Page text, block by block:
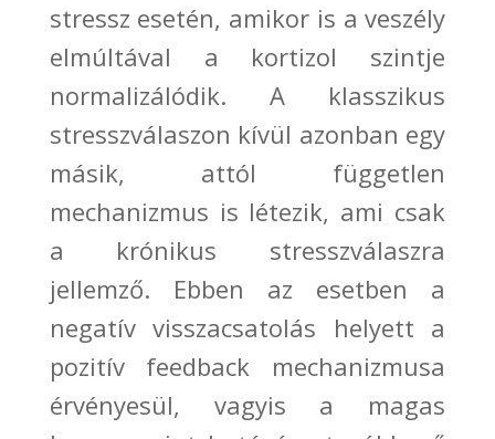
stressz esetén, amikor is a veszély
elmúltával a kortizol szintje
normalizálódik. A klasszikus
stresszválaszon kívül azonban egy
másik, attól független
mechanizmus is létezik, ami csak
a krónikus stresszválaszra
jellemző. Ebben az esetben a
negatív visszacsatolás helyett a
pozitív feedback mechanizmusa
érvényesül, vagyis a magas